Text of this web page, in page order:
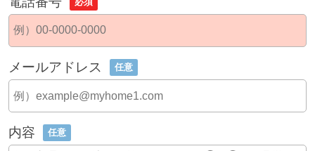
メールアドレス 任意
内容 任意